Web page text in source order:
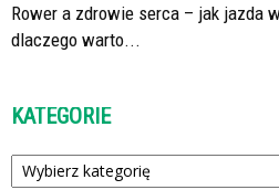
Rower a zdrowie serca – jak jazda
dlaczego warto...
KATEGORIE
Kategorie